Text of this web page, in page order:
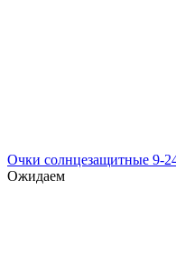
Очки солнцезащитные 9-
Ожидаем